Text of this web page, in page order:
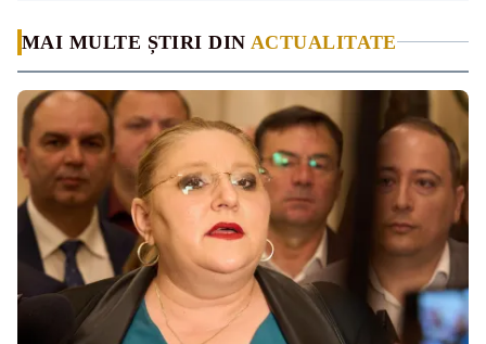
MAI MULTE ȘTIRI DIN ACTUALITATE